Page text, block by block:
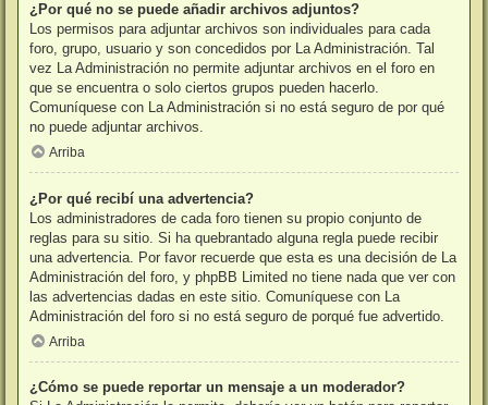
¿Por qué no se puede añadir archivos adjuntos?
Los permisos para adjuntar archivos son individuales para cada
foro, grupo, usuario y son concedidos por La Administración. Tal
vez La Administración no permite adjuntar archivos en el foro en
que se encuentra o solo ciertos grupos pueden hacerlo.
Comuníquese con La Administración si no está seguro de por qué
no puede adjuntar archivos.
Arriba
¿Por qué recibí una advertencia?
Los administradores de cada foro tienen su propio conjunto de
reglas para su sitio. Si ha quebrantado alguna regla puede recibir
una advertencia. Por favor recuerde que esta es una decisión de La
Administración del foro, y phpBB Limited no tiene nada que ver con
las advertencias dadas en este sitio. Comuníquese con La
Administración del foro si no está seguro de porqué fue advertido.
Arriba
¿Cómo se puede reportar un mensaje a un moderador?